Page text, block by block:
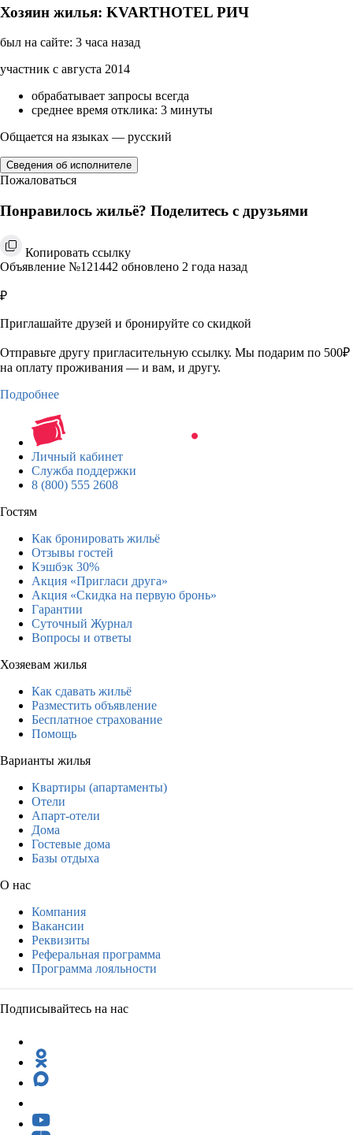
Хозяин жилья: KVARTHOTEL РИЧ
был на сайте: 3 часа назад
участник с августа 2014
обрабатывает запросы всегда
среднее время отклика: 3 минуты
Общается на языках — русский
Сведения об исполнителе
Пожаловаться
Понравилось жильё? Поделитесь с друзьями
Копировать ссылку
Объявление №121442 обновлено 2 года назад
₽
Приглашайте друзей и бронируйте со скидкой
Отправьте другу пригласительную ссылку. Мы подарим по 500₽
на оплату проживания — и вам, и другу.
Подробнее
Личный кабинет
Служба поддержки
8 (800) 555 2608
Гостям
Как бронировать жильё
Отзывы гостей
Кэшбэк 30%
Акция «Пригласи друга»
Акция «Скидка на первую бронь»
Гарантии
Суточный Журнал
Вопросы и ответы
Хозяевам жилья
Как сдавать жильё
Разместить объявление
Бесплатное страхование
Помощь
Варианты жилья
Квартиры (апартаменты)
Отели
Апарт-отели
Дома
Гостевые дома
Базы отдыха
О нас
Компания
Вакансии
Реквизиты
Реферальная программа
Программа лояльности
Подписывайтесь на нас